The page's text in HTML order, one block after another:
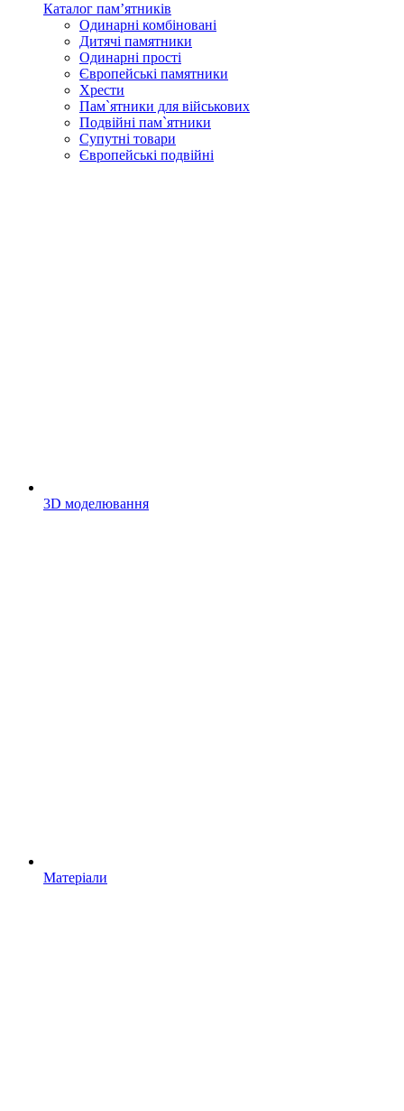
Каталог пам’ятників
Одинарні комбіновані
Дитячі памятники
Одинарні прості
Європейські памятники
Хрести
Пам`ятники для військових
Подвійні пам`ятники
Супутні товари
Європейські подвійні
3D моделювання
Матеріали